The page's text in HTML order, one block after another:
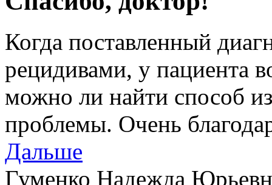
Когда поставленный
рецидивами, у пациента
можно ли найти способ
проблемы. Очень
Дальше
Гуменко Надежда